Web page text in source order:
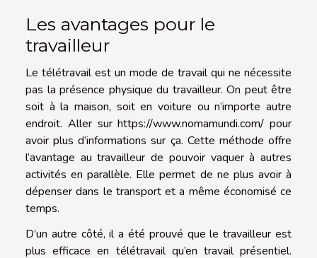
Les avantages pour le
travailleur
Le télétravail est un mode de travail qui ne nécessite
pas la présence physique du travailleur. On peut être
soit à la maison, soit en voiture ou n’importe autre
endroit. Aller surhttps://www.nomamundi.com/ pour
avoir plus d’informations sur ça. Cette méthode offre
l’avantage au travailleur de pouvoir vaquer à autres
activités en parallèle. Elle permet de ne plus avoir à
dépenser dans le transport et a même économisé ce
temps.
D’un autre côté, il a été prouvé que le travailleur est
plus efficace en télétravail qu’en travail présentiel.